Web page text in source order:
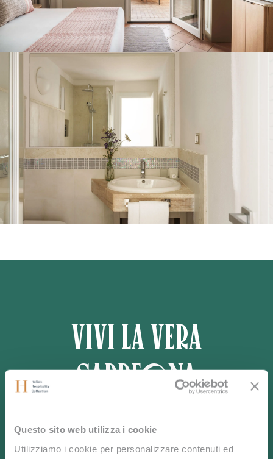
Questo sito web utilizza i cookie
Utilizziamo i cookie per personalizzare contenuti ed
Vivi la vera
Sardegna
Scopri la bellezza incontaminata e la tranquillità
dell’isola nel cuore del Mediterraneo.